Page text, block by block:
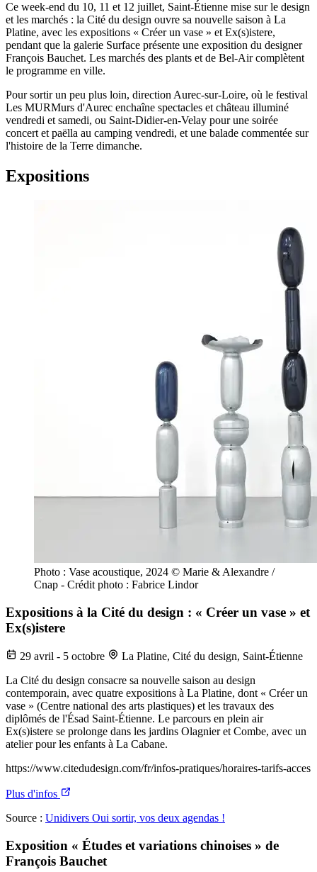
Ce week-end du 10, 11 et 12 juillet, Saint-Étienne mise sur le design
et les marchés : la Cité du design ouvre sa nouvelle saison à La
Platine, avec les expositions « Créer un vase » et Ex(s)istere,
pendant que la galerie Surface présente une exposition du designer
François Bauchet. Les marchés des plants et de Bel-Air complètent
le programme en ville.
Pour sortir un peu plus loin, direction Aurec-sur-Loire, où le festival
Les MURMurs d'Aurec enchaîne spectacles et château illuminé
vendredi et samedi, ou Saint-Didier-en-Velay pour une soirée
concert et paëlla au camping vendredi, et une balade commentée sur
l'histoire de la Terre dimanche.
Expositions
Photo : Vase acoustique, 2024 © Marie & Alexandre /
Cnap - Crédit photo : Fabrice Lindor
Expositions à la Cité du design : « Créer un vase » et
Ex(s)istere
29 avril - 5 octobre
La Platine, Cité du design, Saint-Étienne
La Cité du design consacre sa nouvelle saison au design
contemporain, avec quatre expositions à La Platine, dont « Créer un
vase » (Centre national des arts plastiques) et les travaux des
diplômés de l'Ésad Saint-Étienne. Le parcours en plein air
Ex(s)istere se prolonge dans les jardins Olagnier et Combe, avec un
atelier pour les enfants à La Cabane.
https://www.citedudesign.com/fr/infos-pratiques/horaires-tarifs-acces
Plus d'infos
Source : Unidivers Oui sortir, vos deux agendas !
Exposition « Études et variations chinoises » de
François Bauchet